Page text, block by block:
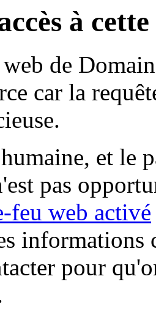
à
de
car la
et le
pas
feu web activé
informations
pour